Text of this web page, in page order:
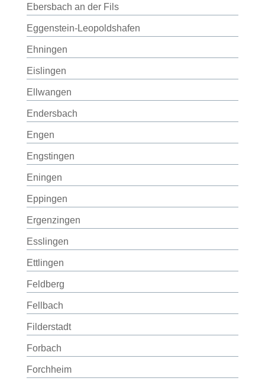
Ebersbach an der Fils
Eggenstein-Leopoldshafen
Ehningen
Eislingen
Ellwangen
Endersbach
Engen
Engstingen
Eningen
Eppingen
Ergenzingen
Esslingen
Ettlingen
Feldberg
Fellbach
Filderstadt
Forbach
Forchheim